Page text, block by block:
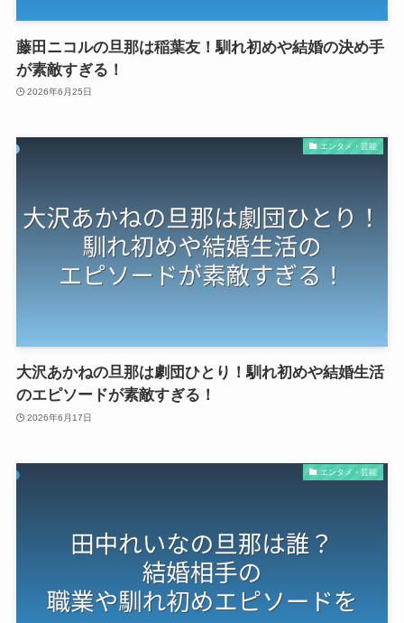
藤田ニコルの旦那は稲葉友！馴れ初めや結婚の決め手
が素敵すぎる！
2026年6月25日
エンタメ・芸能
大沢あかねの旦那は劇団ひとり！馴れ初めや結婚生活
のエピソードが素敵すぎる！
2026年6月17日
エンタメ・芸能